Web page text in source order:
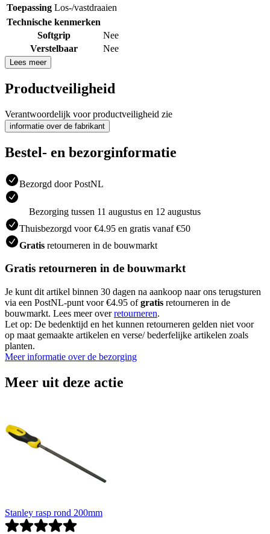
Toepassing Los-/vastdraaien
Technische kenmerken
Softgrip
Nee
Verstelbaar
Nee
Lees meer
Productveiligheid
Verantwoordelijk voor productveiligheid zie
informatie over de fabrikant
Bestel- en bezorginformatie
Bezorgd door PostNL
Bezorging tussen 11 augustus en 12 augustus
Thuisbezorgd voor €4.95 en gratis vanaf €50
Gratis retourneren in de bouwmarkt
Gratis retourneren in de bouwmarkt
Je kunt dit artikel binnen 30 dagen na aankoop naar ons terugsturen
via een PostNL-punt voor €4.95 ofgratis retourneren in de
bouwmarkt. Lees meer overretourneren.
Let op: De bedenktijd en het kunnen retourneren gelden niet voor
op maat gemaakte artikelen en verse/ bederfelijke artikelen zoals
planten.
Meer informatie over de bezorging
Meer uit deze actie
Stanley rasp rond 200mm